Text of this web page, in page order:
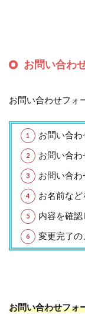
お問い合わ
お問い合わせフォ
お問い合
お問い合
お問い合
お名前など
内容を確
変更完了
お問い合わせフォ